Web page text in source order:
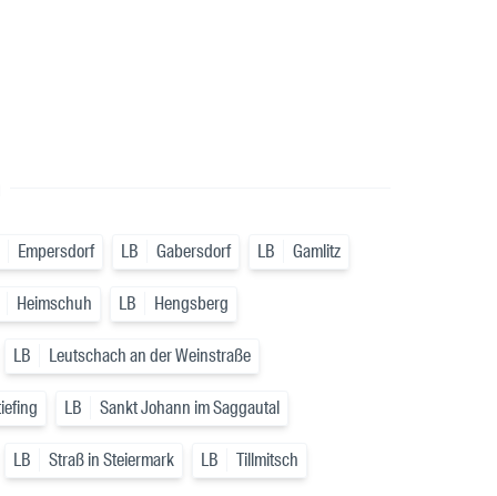
Empersdorf LB Gabersdorf LB Gamlitz
Heimschuh LB Hengsberg
LB Leutschach an der Weinstraße
LB Sankt Johann im Saggautal
LB Straß in Steiermark LB Tillmitsch